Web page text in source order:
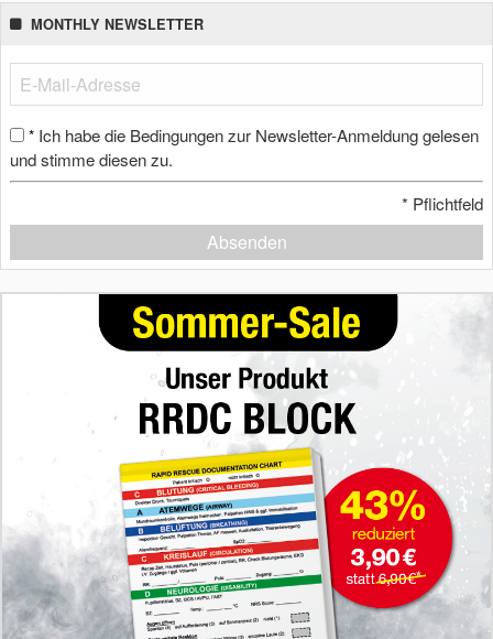
MONTHLY NEWSLETTER
* Ich habe die Bedingungen zur Newsletter-Anmeldung gelesen
und stimme diesen zu.
* Pflichtfeld
Absenden